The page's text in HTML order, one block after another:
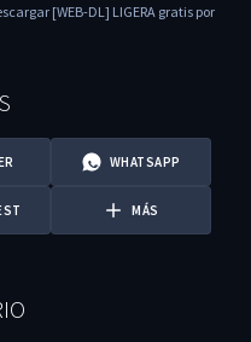
[WEB-DL] LIGERA gratis por
WHATSAPP
MÁS